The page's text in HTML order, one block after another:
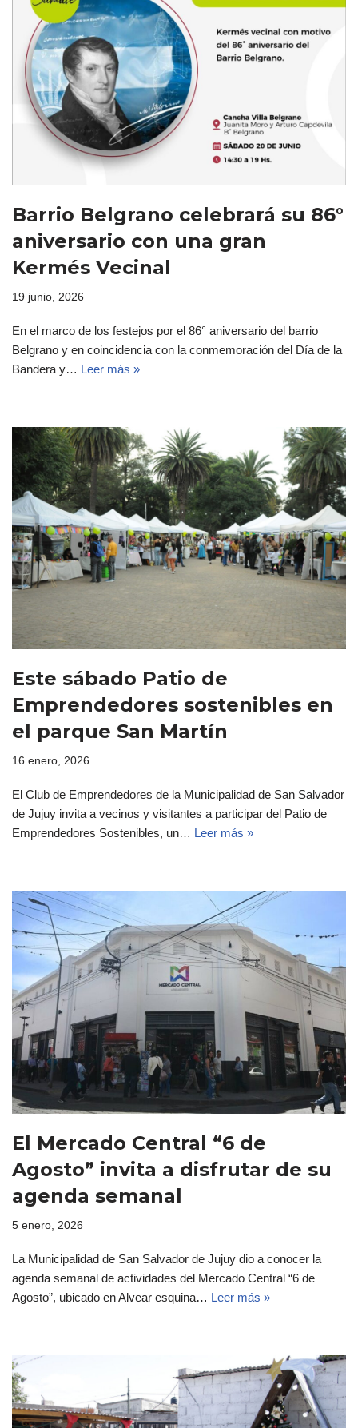
Barrio Belgrano celebrará su 86°
aniversario con una gran
Kermés Vecinal
19 junio, 2026
En el marco de los festejos por el 86° aniversario del barrio
Belgrano y en coincidencia con la conmemoración del Día de la
Bandera y… Leer más »
Este sábado Patio de
Emprendedores sostenibles en
el parque San Martín
16 enero, 2026
El Club de Emprendedores de la Municipalidad de San Salvador
de Jujuy invita a vecinos y visitantes a participar del Patio de
Emprendedores Sostenibles, un… Leer más »
El Mercado Central “6 de
Agosto” invita a disfrutar de su
agenda semanal
5 enero, 2026
La Municipalidad de San Salvador de Jujuy dio a conocer la
agenda semanal de actividades del Mercado Central “6 de
Agosto”, ubicado en Alvear esquina… Leer más »